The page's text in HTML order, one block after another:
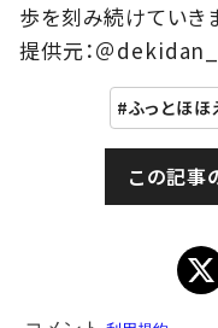
歩を刻み続けていき
提供元：＠
ふっとほほ
この記事